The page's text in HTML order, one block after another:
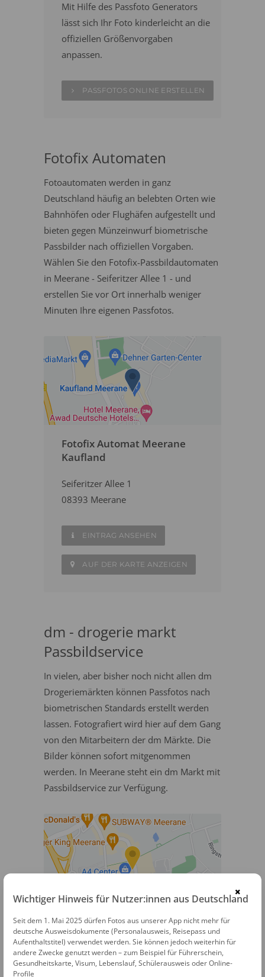
Mit Hilfe des Passfoto Generators
lässt sich Ihr Foto kinderleicht an die
offiziellen Größenvorgaben
anpassen.
PASSFOTOS ONLINE ERSTELLEN
Fotofix Automaten
Fotoautomaten werden in ganz
Deutschland häufig an belebten Orten wie
Bahnhöfen oder Flughäfen aufgestellt und
bieten gegen Münzeinwurf biometrische
Passbilder nach offiziellen Vorgaben.
Wählen Sie den Fotofix-Passbildautomaten
in Meerane - Seiferitzer Allee 1 - und
erstellen Sie vor Ort innerhalb weniger
Minuten Ihre eigenen Passfotos.
Fotofix Automat Meerane
Kaufland
Seiferitzer Allee 1
08393 Meerane
EINTRAG ANSEHEN
AUF DER KARTE ANZEIGEN
dm - drogerie markt
Passbildservice
In vielen, aber bisher noch nicht allen dm
Drogeriemärkten können Passfotos nach
biometrischen Standards erstellt werden
lassen. Fotografiert wird hier auf dem Gang
von den Mitarbeitern der dm Märkte. Die
Bilder können sofort mitgenommen
werden. In Meerane steht ein dm Markt mit
Passbildservice zur Verfügung.
dm Passbildservice
Guteborner Allee 3
08393 Meerane
×
Wichtiger Hinweis für Nutzer:innen aus Deutschland
Seit dem 1. Mai 2025 dürfen Fotos aus unserer App nicht mehr für
deutsche Ausweisdokumente (Personalausweis, Reisepass und
Aufenthaltstitel) verwendet werden. Sie können jedoch weiterhin für
andere Zwecke genutzt werden – zum Beispiel für Führerschein,
Gesundheitskarte, Visum, Lebenslauf, Schülerausweis oder Online-
Profile